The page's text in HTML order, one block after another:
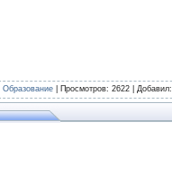
Образование Просмотров: 2622 | Добавил